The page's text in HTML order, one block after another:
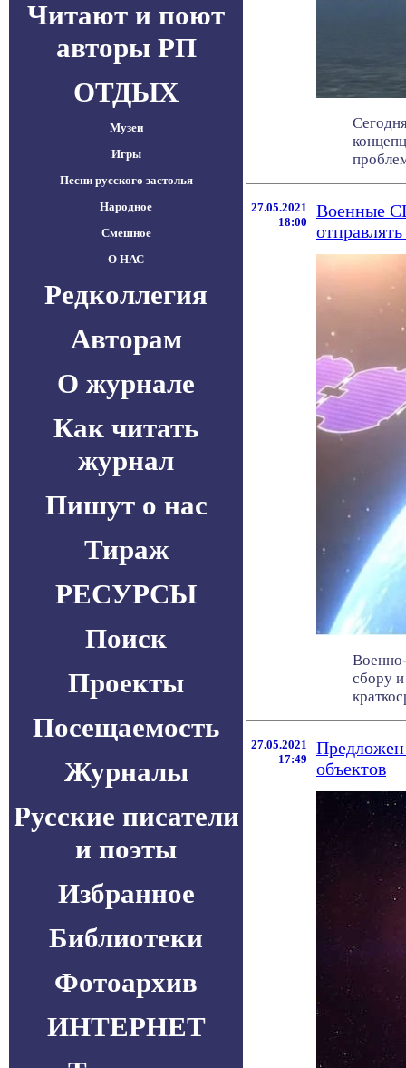
Читают и поют
авторы РП
ОТДЫХ
Музеи
Игры
Песни русского застолья
Народное
Смешное
О НАС
Редколлегия
Авторам
О журнале
Как читать
журнал
Пишут о нас
Тираж
РЕСУРСЫ
Поиск
Проекты
Посещаемость
Журналы
Русские писатели
и поэты
Избранное
Библиотеки
Фотоархив
ИНТЕРНЕТ
27.05.2021
18:00
Военные
сбору
27.05.2021
17:49
Предложен
объектов